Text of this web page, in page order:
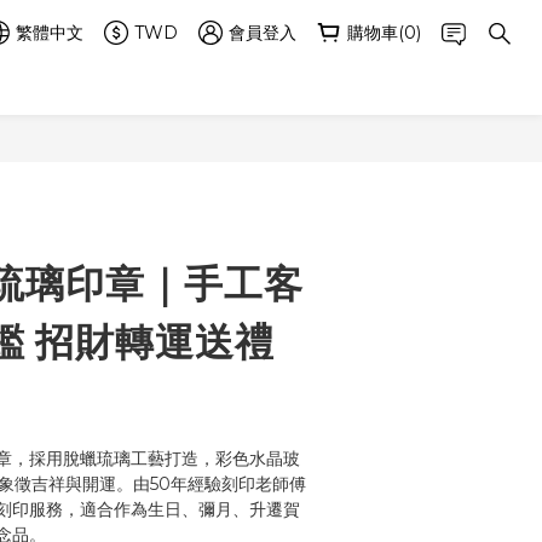
繁體中文 TWD 會員登入 購物車(0)
璃印章｜手工客
招財轉運送禮
，採用脫蠟琉璃工藝打造，彩色水晶玻
徵吉祥與開運。由50年經驗刻印老師傅
印服務，適合作為生日、彌月、升遷賀
。